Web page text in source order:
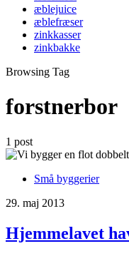
æblejuice
æblefræser
zinkkasser
zinkbakke
Browsing Tag
forstnerbor
1 post
Små byggerier
29. maj 2013
Hjemmelavet